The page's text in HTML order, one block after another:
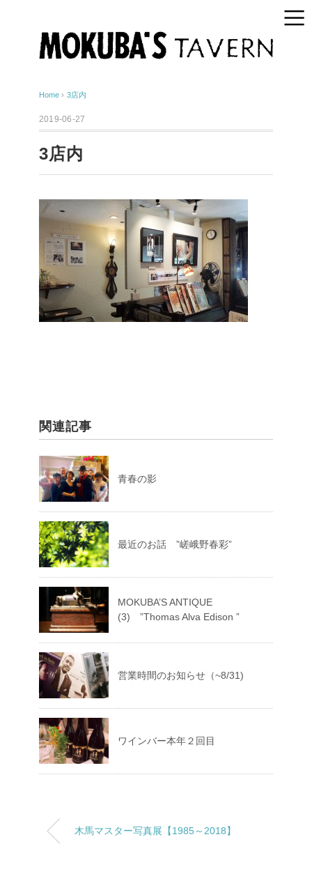
Home › 3店内
2019-06-27
3店内
関連記事
青春の影
最近のお話 ”嵯峨野春彩”
MOKUBA’S ANTIQUE
(3) ”Thomas Alva Edison ”
営業時間のお知らせ（~8/31)
ワインバー本年２回目
木馬マスター写真展【1985～2018】